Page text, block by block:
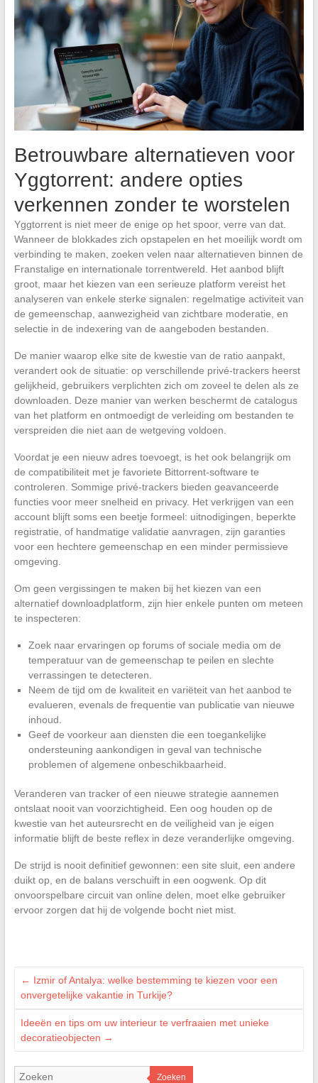
Betrouwbare alternatieven voor
Yggtorrent: andere opties
verkennen zonder te worstelen
Yggtorrent is niet meer de enige op het spoor, verre van dat.
Wanneer de blokkades zich opstapelen en het moeilijk wordt om
verbinding te maken, zoeken velen naar alternatieven binnen de
Franstalige en internationale torrentwereld. Het aanbod blijft
groot, maar het kiezen van een serieuze platform vereist het
analyseren van enkele sterke signalen: regelmatige activiteit van
de gemeenschap, aanwezigheid van zichtbare moderatie, en
selectie in de indexering van de aangeboden bestanden.
De manier waarop elke site de kwestie van de ratio aanpakt,
verandert ook de situatie: op verschillende privé-trackers heerst
gelijkheid, gebruikers verplichten zich om zoveel te delen als ze
downloaden. Deze manier van werken beschermt de catalogus
van het platform en ontmoedigt de verleiding om bestanden te
verspreiden die niet aan de wetgeving voldoen.
Voordat je een nieuw adres toevoegt, is het ook belangrijk om
de compatibiliteit met je favoriete Bittorrent-software te
controleren. Sommige privé-trackers bieden geavanceerde
functies voor meer snelheid en privacy. Het verkrijgen van een
account blijft soms een beetje formeel: uitnodigingen, beperkte
registratie, of handmatige validatie aanvragen, zijn garanties
voor een hechtere gemeenschap en een minder permissieve
omgeving.
Om geen vergissingen te maken bij het kiezen van een
alternatief downloadplatform, zijn hier enkele punten om meteen
te inspecteren:
Zoek naar ervaringen op forums of sociale media om de
temperatuur van de gemeenschap te peilen en slechte
verrassingen te detecteren.
Neem de tijd om de kwaliteit en variëteit van het aanbod te
evalueren, evenals de frequentie van publicatie van nieuwe
inhoud.
Geef de voorkeur aan diensten die een toegankelijke
ondersteuning aankondigen in geval van technische
problemen of algemene onbeschikbaarheid.
Veranderen van tracker of een nieuwe strategie aannemen
ontslaat nooit van voorzichtigheid. Een oog houden op de
kwestie van het auteursrecht en de veiligheid van je eigen
informatie blijft de beste reflex in deze veranderlijke omgeving.
De strijd is nooit definitief gewonnen: een site sluit, een andere
duikt op, en de balans verschuift in een oogwenk. Op dit
onvoorspelbare circuit van online delen, moet elke gebruiker
ervoor zorgen dat hij de volgende bocht niet mist.
← Izmir of Antalya: welke bestemming te kiezen voor een
onvergetelijke vakantie in Turkije?
Ideeën en tips om uw interieur te verfraaien met unieke
decoratieobjecten →
Zoeken